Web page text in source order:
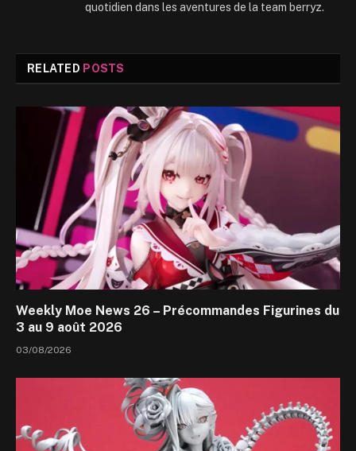
quotidien dans les aventures de la team berryz.
RELATED POSTS
Weekly Moe News 26 – Précommandes Figurines du
3 au 9 août 2026
03/08/2026